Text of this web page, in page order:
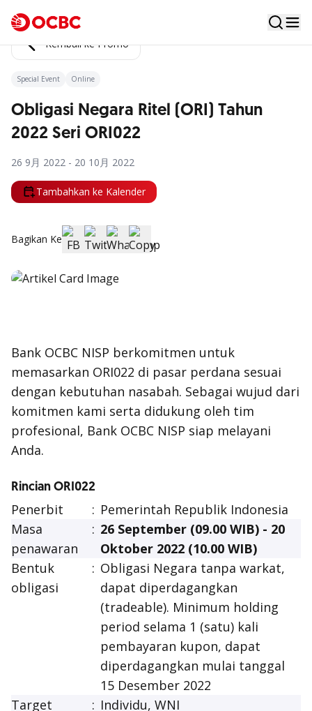
Kembali ke Promo
Special Event Online
Obligasi Negara Ritel (ORI) Tahun
2022 Seri ORI022
26 9月 2022 - 20 10月 2022
Tambahkan ke Kalender
Bagikan Ke
Bank OCBC NISP berkomitmen untuk
memasarkan ORI022 di pasar perdana sesuai
dengan kebutuhan nasabah. Sebagai wujud dari
komitmen kami serta didukung oleh tim
profesional, Bank OCBC NISP siap melayani
Anda.
Rincian ORI022
Penerbit : Pemerintah Republik Indonesia
Masa
penawaran
: 26 September (09.00 WIB) - 20
Oktober 2022 (10.00 WIB)
Bentuk
obligasi
: Obligasi Negara tanpa warkat,
dapat diperdagangkan
(tradeable). Minimum holding
period selama 1 (satu) kali
pembayaran kupon, dapat
diperdagangkan mulai tanggal
15 Desember 2022
Target
: Individu, WNI